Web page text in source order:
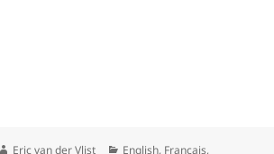
Author
Eric van der Vlist Categories
English, Français,